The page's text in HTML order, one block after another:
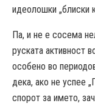
идеолошки „блиски
Па, и не е сосема
руската активност
особено во
дека, ако не успее
спорот за името,